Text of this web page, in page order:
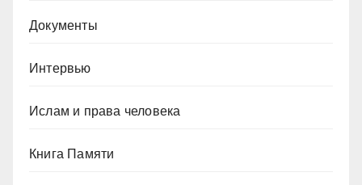
Документы
Интервью
Ислам и права человека
Книга Памяти